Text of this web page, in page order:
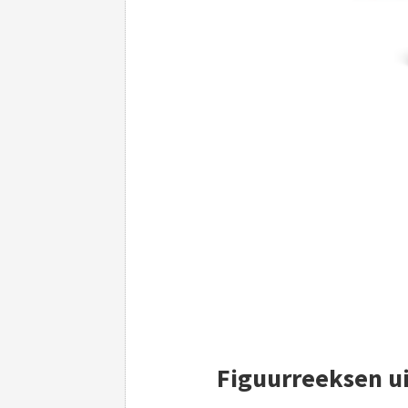
Figuurreeksen